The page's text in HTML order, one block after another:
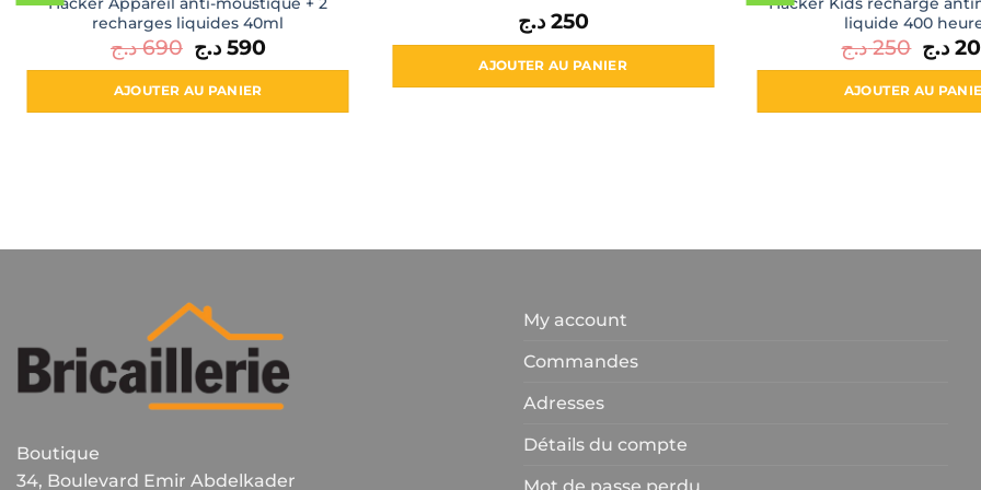
recharges liquides 40ml
690 د.ج Le
prix
initial
était :
590 د.ج Le
actuel
AJOUTER AU PANIER
250 د.ج
AJOUTER AU PANIER
liquide 400
250 د.ج Le
prix
initial
était :
د.ج
AJOUTER AU
Boutique
34, Boulevard Emir Abdelkader
My account
Commandes
Adresses
Détails du compte